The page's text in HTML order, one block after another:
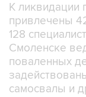
К ликвидации
привлечены
128
Смоленске
поваленных
самосвалы и